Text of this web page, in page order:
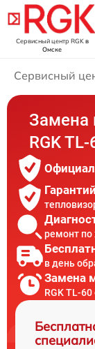
Сервисный центр RGKв
Омске
Сервисный
Замена
RGK TL-
ремонт
в день
Замена
RGK TL-